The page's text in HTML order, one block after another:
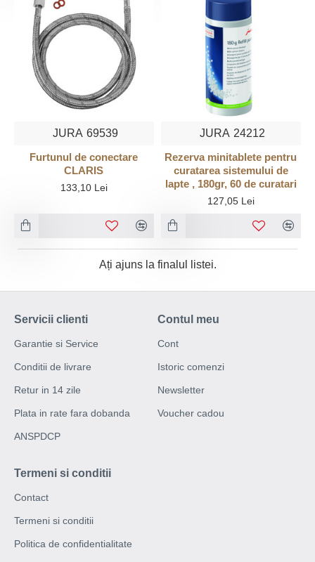
JURA 69539
Furtunul de conectare
CLARIS
133,10 Lei
JURA 24212
Rezerva minitablete pentru
curatarea sistemului de
lapte , 180gr, 60 de curatari
127,05 Lei
Ați ajuns la finalul listei.
Servicii clienti
Garantie si Service
Conditii de livrare
Retur in 14 zile
Plata in rate fara dobanda
ANSPDCP
Contul meu
Cont
Istoric comenzi
Newsletter
Voucher cadou
Termeni si conditii
Contact
Termeni si conditii
Politica de confidentialitate